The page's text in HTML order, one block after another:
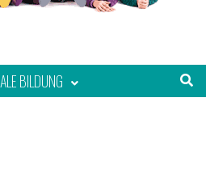
BILDUNG